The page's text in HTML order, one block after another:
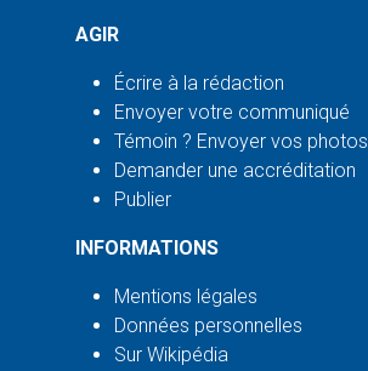
AGIR
Écrire à la rédaction
Envoyer votre communiqué
Témoin ? Envoyer vos photos
Demander une accréditation
Publier
INFORMATIONS
Mentions légales
Données personnelles
Sur Wikipédia